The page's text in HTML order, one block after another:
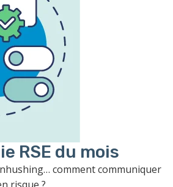
RSE du mois
comment communiquer